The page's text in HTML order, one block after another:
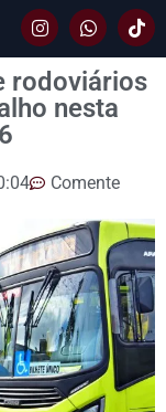
rodoviários
nesta
Comente